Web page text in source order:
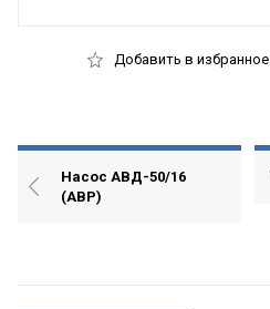
Добавить в избранное
Насос АВД-50/16
(АВР)